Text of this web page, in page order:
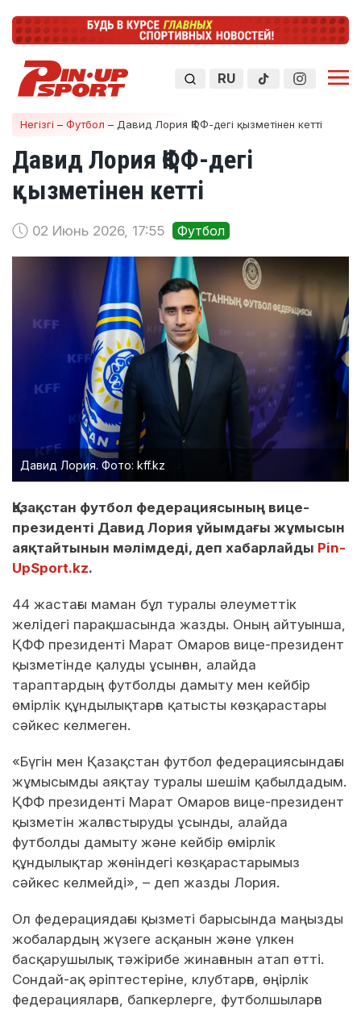
RU
Негізгі – Футбол – Давид Лория ҚФФ-дегі қызметінен кетті
Давид Лория ҚФФ-дегі
қызметінен кетті
02 Июнь 2026, 17:55 Футбол
Давид Лория. Фото: kff.kz
Қазақстан футбол федерациясының вице-
президенті Давид Лория ұйымдағы жұмысын
аяқтайтынын мәлімдеді, деп хабарлайды Pin-
UpSport.kz.
44 жастағы маман бұл туралы әлеуметтік
желідегі парақшасында жазды. Оның айтуынша,
ҚФФ президенті Марат Омаров вице-президент
қызметінде қалуды ұсынған, алайда
тараптардың футболды дамыту мен кейбір
өмірлік құндылықтарға қатысты көзқарастары
сәйкес келмеген.
«Бүгін мен Қазақстан футбол федерациясындағы
жұмысымды аяқтау туралы шешім қабылдадым.
ҚФФ президенті Марат Омаров вице-президент
қызметін жалғастыруды ұсынды, алайда
футболды дамыту және кейбір өмірлік
құндылықтар жөніндегі көзқарастарымыз
сәйкес келмейді», – деп жазды Лория.
Ол федерациядағы қызметі барысында маңызды
жобалардың жүзеге асқанын және үлкен
басқарушылық тәжірибе жинағанын атап өтті.
Сондай-ақ әріптестеріне, клубтарға, өңірлік
федерацияларға, бапкерлерге, футболшыларға